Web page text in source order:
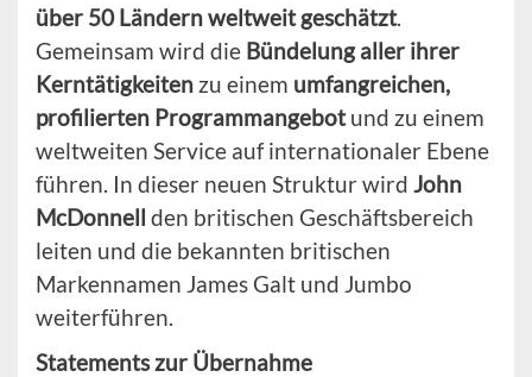
über 50 Ländern weltweit geschätzt.
Gemeinsam wird die Bündelung aller ihrer
Kerntätigkeiten zu einem umfangreichen,
profilierten Programmangebotund zu einem
weltweiten Service auf internationaler Ebene
führen. In dieser neuen Struktur wird John
McDonnell den britischen Geschäftsbereich
leiten und die bekannten britischen
Markennamen James Galt und Jumbo
weiterführen.
Statements zur Übernahme